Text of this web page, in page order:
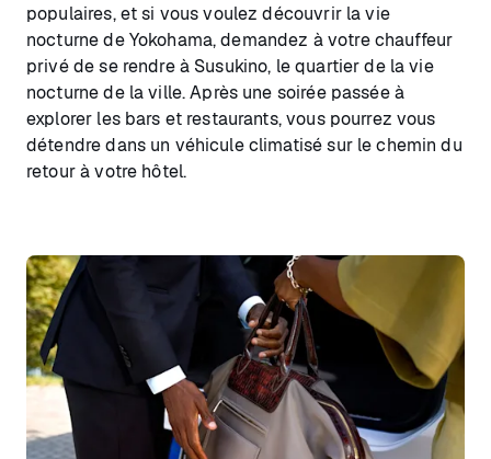
populaires, et si vous voulez découvrir la vie
nocturne de Yokohama, demandez à votre chauffeur
privé de se rendre à Susukino, le quartier de la vie
nocturne de la ville. Après une soirée passée à
explorer les bars et restaurants, vous pourrez vous
détendre dans un véhicule climatisé sur le chemin du
retour à votre hôtel.